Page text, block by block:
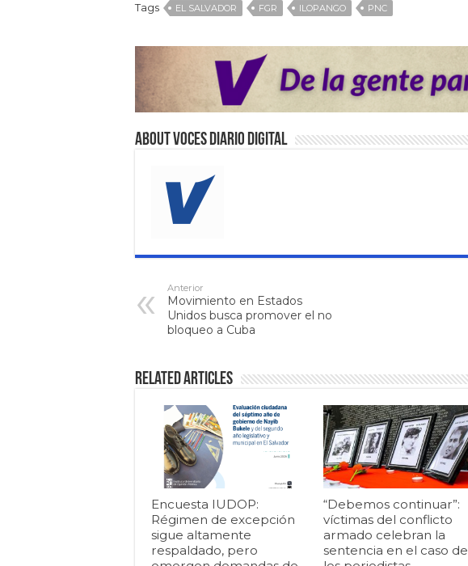
Tags EL SALVADOR FGR ILOPANGO PNC
About VOCES Diario digital
Anterior
Movimiento en Estados
Unidos busca promover el no
bloqueo a Cuba
Related Articles
Encuesta IUDOP:
Régimen de excepción
sigue altamente
respaldado, pero
“Debemos continuar”:
víctimas del conflicto
armado celebran la
sentencia en el caso de